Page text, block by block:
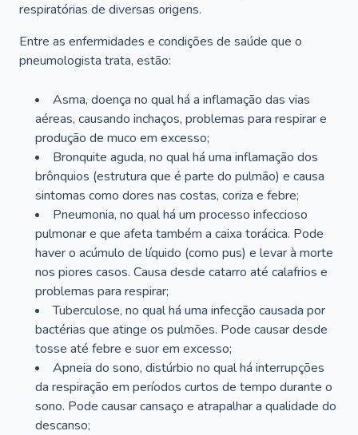
respiratórias de diversas origens.
Entre as enfermidades e condições de saúde que o
pneumologista trata, estão:
Asma, doença no qual há a inflamação das vias
aéreas, causando inchaços, problemas para respirar e
produção de muco em excesso;
Bronquite aguda, no qual há uma inflamação dos
brônquios (estrutura que é parte do pulmão) e causa
sintomas como dores nas costas, coriza e febre;
Pneumonia, no qual há um processo infeccioso
pulmonar e que afeta também a caixa torácica. Pode
haver o acúmulo de líquido (como pus) e levar à morte
nos piores casos. Causa desde catarro até calafrios e
problemas para respirar;
Tuberculose, no qual há uma infecção causada por
bactérias que atinge os pulmões. Pode causar desde
tosse até febre e suor em excesso;
Apneia do sono, distúrbio no qual há interrupções
da respiração em períodos curtos de tempo durante o
sono. Pode causar cansaço e atrapalhar a qualidade do
descanso;